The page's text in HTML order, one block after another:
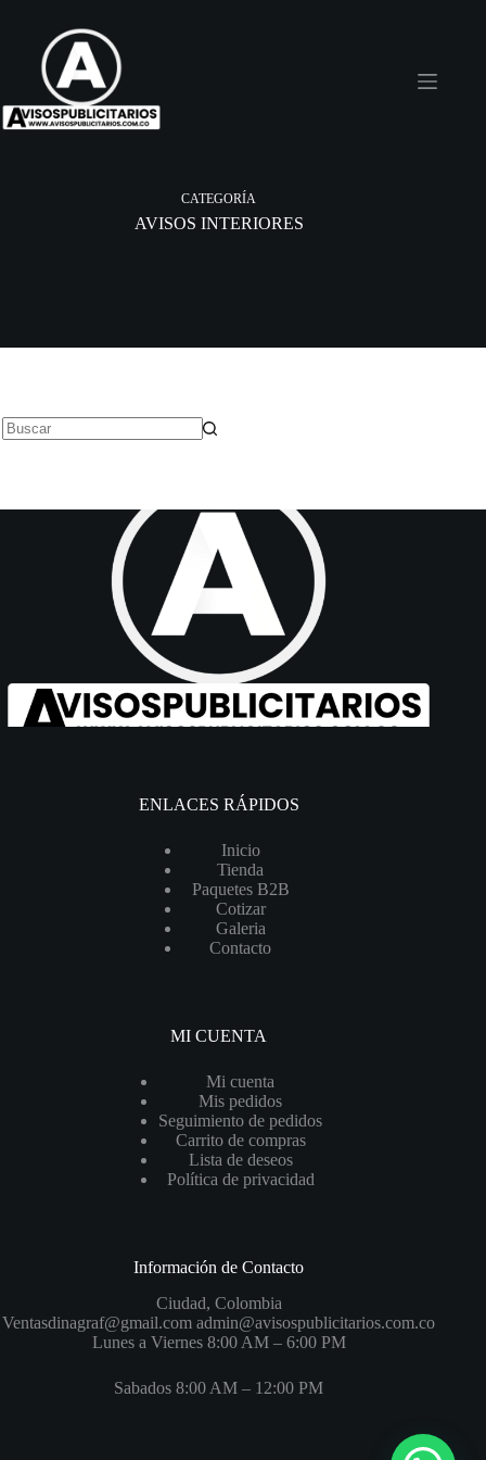
contenido
CATEGORÍA
AVISOS INTERIORES
ENLACES RÁPIDOS
Inicio
Tienda
Paquetes B2B
Cotizar
Galeria
Contacto
MI CUENTA
Mi cuenta
Mis pedidos
Seguimiento de pedidos
Carrito de compras
Lista de deseos
Política de privacidad
Información de Contacto
Ciudad, Colombia
Ventasdinagraf@gmail.com admin@avisospublicitarios.com.co
Lunes a Viernes 8:00 AM – 6:00 PM
Sabados 8:00 AM – 12:00 PM